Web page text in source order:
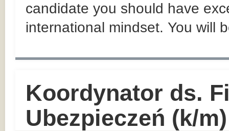
candidate you should have
international mindset. You will
Koordynator ds.
Ubezpieczeń (k/m)